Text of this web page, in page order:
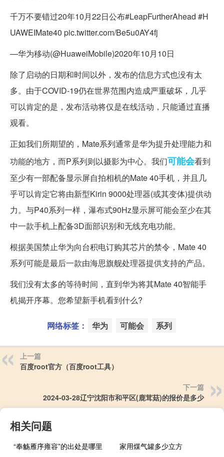
千万不要错过20年10月22日公布#LeapFurtherAhead #H
UAWEIMate40 pic.twitter.com/Be5u0AY4fj
—华为移动(@HuaweiMobile)2020年10月10日
除了启动的日期和时间以外，发布的信息方式也没有太
多。由于COVID-19仍在世界范围内造成严重破坏，几乎
可以肯定的是，发布活动将仅是在线活动，只能通过直播
观看。
正如我们所期望的，Mate系列通常是华为提升处理能力和
功能的地方，而P系列则以摄影为中心。我们可能会看到
至少有一部配备显示屏自拍相机的Mate 40手机，并且几
乎可以肯定它将由新型Kirin 9000处理器(或其变体)提供动
力。与P40系列一样，瀑布式90Hz显示屏可能会至少在其
中一款手机上配备3D面部识别和无线充电功能。
根据美国禁止华为向台积电订购其芯片的禁令，Mate 40
系列可能是最后一款由海思旗舰处理器提供支持的产品。
我们没有太多的等待时间，直到华为将其Mate 40智能手
机揭开序幕。您希望新手机看到什么?
网络标签： 华为 可能会 系列
上一篇
百度root官方（百度root工具）
下一篇
2024-03-28辽宁沈阳市和平区(鹿茸菇)的报价是多少
相关问题
“奉觞雁序雍容”的出处是哪里 家用煤气罐多少立方